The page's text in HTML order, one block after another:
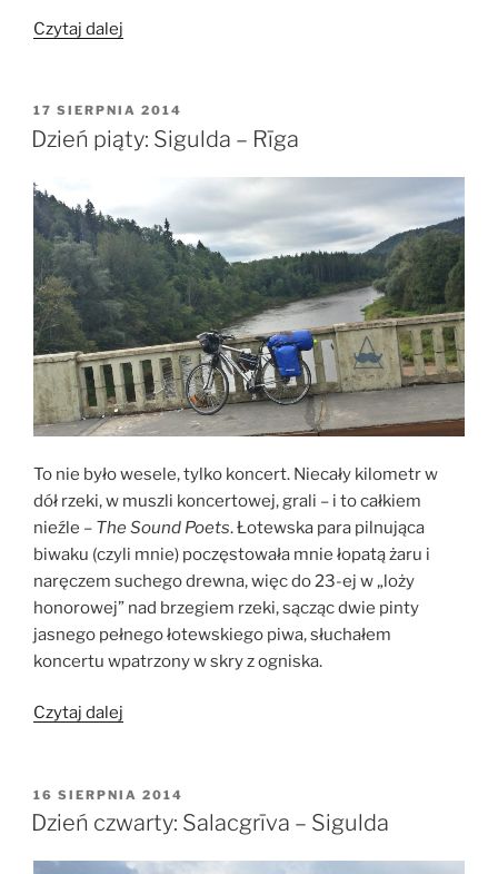
Czytaj dalej
–
Bauska”
OPUBLIKOWANE
W
17 SIERPNIA 2014
Dzień piąty: Sigulda – Rīga
To nie było wesele, tylko koncert. Niecały kilometr w
dół rzeki, w muszli koncertowej, grali – i to całkiem
nieźle – The Sound Poets. Łotewska para pilnująca
biwaku (czyli mnie) poczęstowała mnie łopatą żaru i
naręczem suchego drewna, więc do 23-ej w „loży
honorowej” nad brzegiem rzeki, sącząc dwie pinty
jasnego pełnego łotewskiego piwa, słuchałem
koncertu wpatrzony w skry z ogniska.
Czytaj dalej
–
Rīga”
OPUBLIKOWANE
W
16 SIERPNIA 2014
Dzień czwarty: Salacgrīva – Sigulda